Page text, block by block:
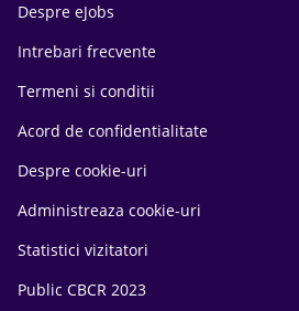
Despre eJobs
Intrebari frecvente
Termeni si conditii
Acord de confidentialitate
Despre cookie-uri
Administreaza cookie-uri
Statistici vizitatori
Public CBCR 2023